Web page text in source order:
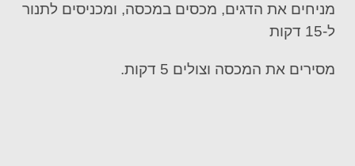
מניחים את הדגים, מכסים במכסה, ומכניסים לתנור
ל-15 דקות
מסירים את המכסה וצולים 5 דקות.